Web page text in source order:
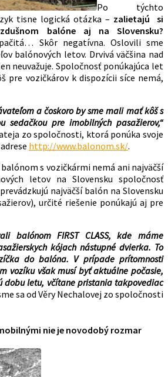
Po týchto
tisne logická otázka – zalietajú si
balóne aj na Slovensku?
Skôr negatívna. Oslovili sme
balónových letov. Drvivá väčšina nad
neuvažuje. Spoločnosť ponúkajúca let
pre vozičkárov k dispozícii síce nemá,
a čoskoro by sme mali mať kôš s
sedačkou pre imobilných pasažierov,“
zo spoločnosti, ktorá ponúka svoje
http://www.balonom.sk/.
s vozičkármi nemá ani najväčší
letov na Slovensku spoločnosť
najväčší balón na Slovensku
určité riešenie ponúkajú aj pre
balónom FIRST CLASS, kde máme
kójach nástupné dvierka. To
do balóna. V prípade prítomnosti
vozíku však musí byť aktuálne počasie,
dobu letu, včítane pristania takpovediac
sa od Věry Nechalovej zo spoločnosti
nie je novodobý rozmar